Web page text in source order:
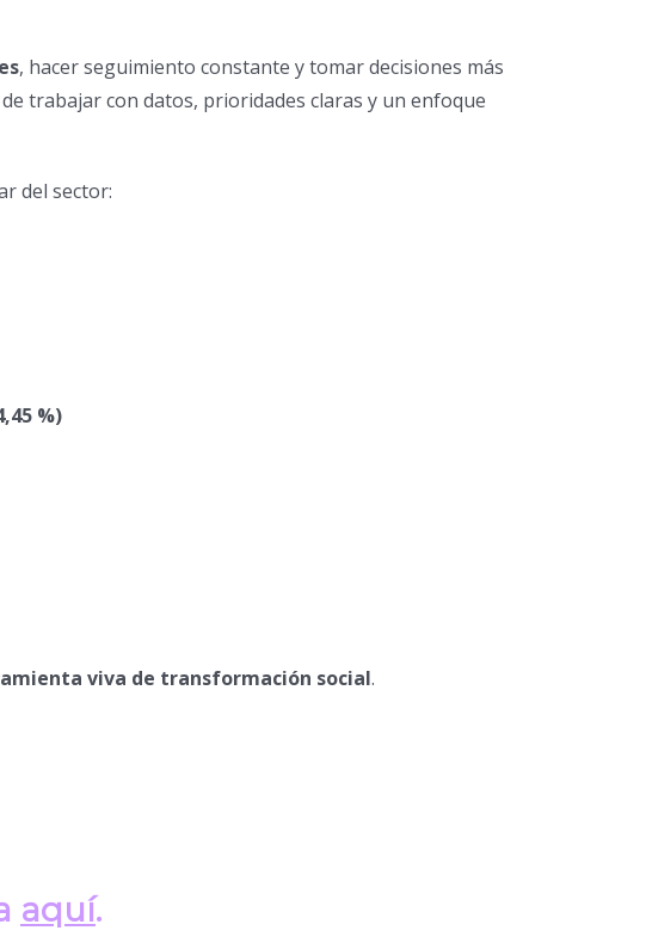
, hacer seguimiento constante y tomar decisiones más
trabajar con datos, prioridades claras y un enfoque
del sector:
%)
viva de transformación social.
aquí.